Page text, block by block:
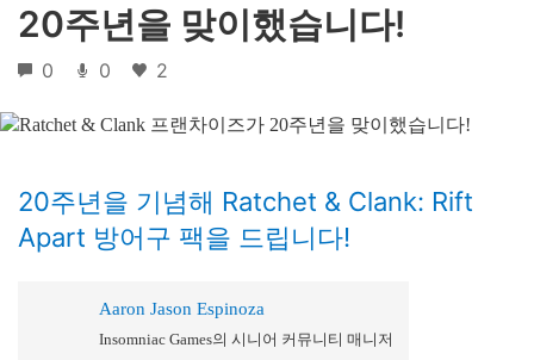
20주년을 맞이했습니다!
0 0 2
20주년을 기념해 Ratchet & Clank: Rift
Apart 방어구 팩을 드립니다!
Aaron Jason Espinoza
Insomniac Games의 시니어 커뮤니티 매니저